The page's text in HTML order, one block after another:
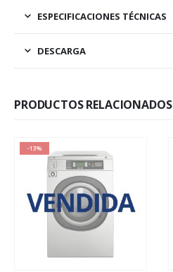
ESPECIFICACIONES TÉCNICAS
DESCARGA
PRODUCTOS RELACIONADOS
-13%